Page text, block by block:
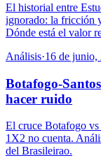
El historial entre
ignorado: la fricción
Dónde está el valor
Análisis·16 de junio,
Botafogo-
hacer ruido
El cruce Botafogo vs
1X2 no cuenta.
del Brasileirao.